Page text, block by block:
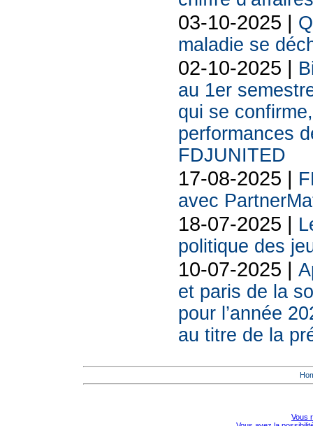
03-10-2025 |
maladie se
02-10-2025 |
au 1er
qui se
performances
FDJUNITED
17-08-2025 |
avec
18-07-2025 |
politique des
10-07-2025 |
et paris de la
pour l’année
au titre de la
Vous